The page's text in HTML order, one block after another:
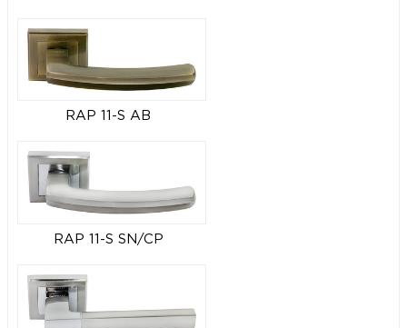
RAP 11-S AB
RAP 11-S SN/CP